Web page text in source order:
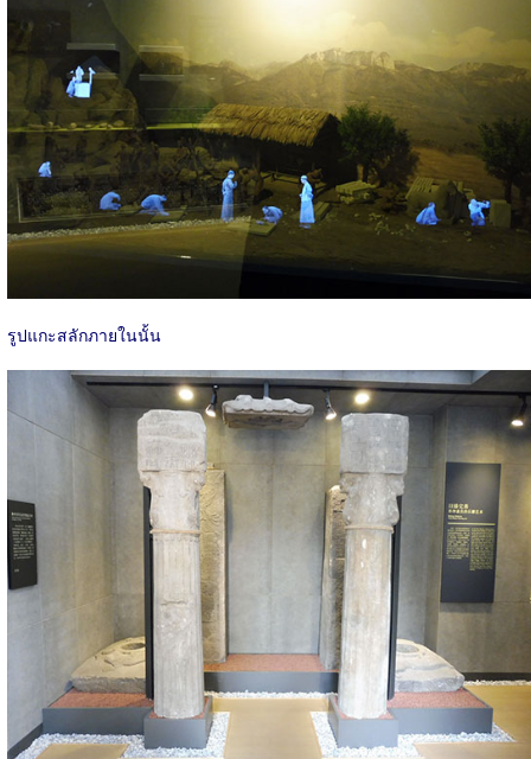
รูปแกะสลักภายในนั้น